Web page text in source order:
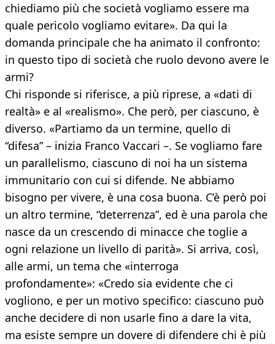
chiediamo più che società vogliamo essere ma
quale pericolo vogliamo evitare». Da qui la
domanda principale che ha animato il confronto:
in questo tipo di società che ruolo devono avere le
armi?
Chi risponde si riferisce, a più riprese, a «dati di
realtà» e al «realismo». Che però, per ciascuno, è
diverso. «Partiamo da un termine, quello di
“difesa” – inizia Franco Vaccari –. Se vogliamo fare
un parallelismo, ciascuno di noi ha un sistema
immunitario con cui si difende. Ne abbiamo
bisogno per vivere, è una cosa buona. C’è però poi
un altro termine, “deterrenza”, ed è una parola che
nasce da un crescendo di minacce che toglie a
ogni relazione un livello di parità». Si arriva, così,
alle armi, un tema che «interroga
profondamente»: «Credo sia evidente che ci
vogliono, e per un motivo specifico: ciascuno può
anche decidere di non usarle fino a dare la vita,
ma esiste sempre un dovere di difendere chi è più